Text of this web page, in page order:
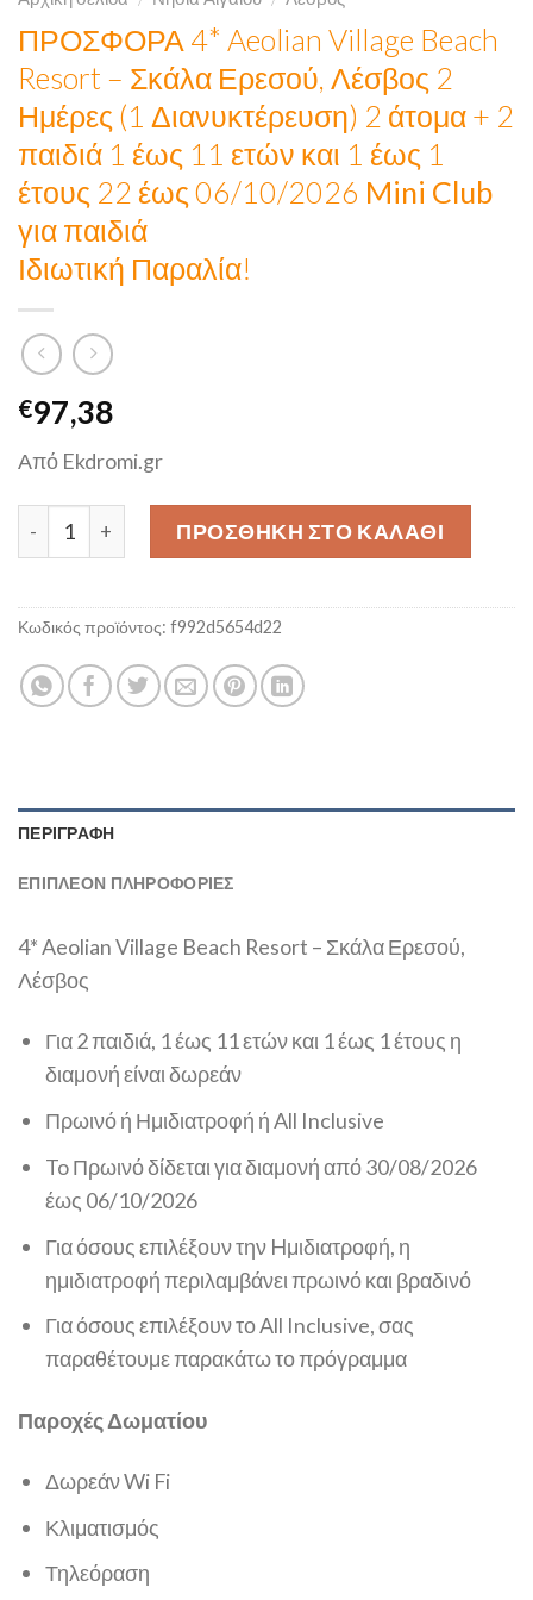
ΠΡΟΣΦΟΡΑ 4* Aeolian Village Beach
Resort – Σκάλα Ερεσού, Λέσβος 2
Ημέρες (1 Διανυκτέρευση) 2 άτομα + 2
παιδιά 1 έως 11 ετών και 1 έως 1
έτους 22 έως 06/10/2026 Mini Club
για παιδιά
Ιδιωτική Παραλία!
€97,38
Από Ekdromi.gr
ΠΡΟΣΦΟΡΑ 4* Aeolian Village Beach Resort - Σκάλα
ΠΡΟΣΘΉΚΗ ΣΤΟ ΚΑΛΆΘΙ
Κωδικός προϊόντος: f992d5654d22
ΠΕΡΙΓΡΑΦΉ
ΕΠΙΠΛΈΟΝ ΠΛΗΡΟΦΟΡΊΕΣ
4* Aeolian Village Beach Resort – Σκάλα Ερεσού,
Λέσβος
Για 2 παιδιά, 1 έως 11 ετών και 1 έως 1 έτους η
διαμονή είναι δωρεάν
Πρωινό ή Ημιδιατροφή ή All Inclusive
To Πρωινό δίδεται για διαμονή από 30/08/2026
έως 06/10/2026
Για όσους επιλέξουν την Hμιδιατροφή, η
ημιδιατροφή περιλαμβάνει πρωινό και βραδινό
Για όσους επιλέξουν το All Inclusive, σας
παραθέτουμε παρακάτω το πρόγραμμα
Παροχές Δωματίου
Δωρεάν Wi Fi
Κλιματισμός
Τηλεόραση